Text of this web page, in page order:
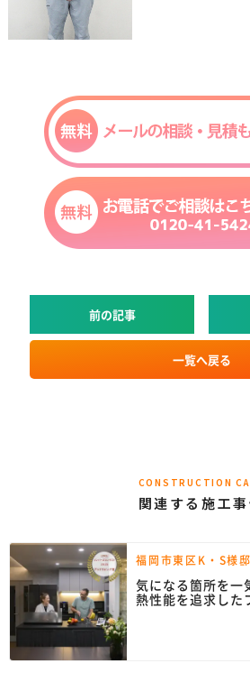
前の記事
一覧へ戻る
CONSTRUCTION
関連する施工事
福岡市東区K・S様邸
気になる箇所を一
熱性能を追求した